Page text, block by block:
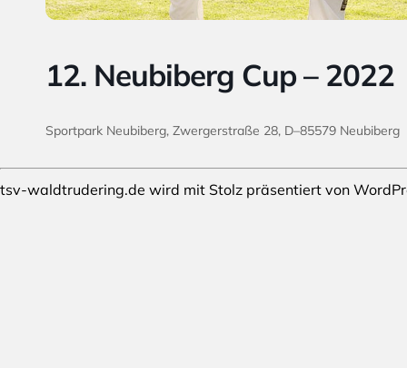
12. Neubiberg Cup – 2022
Sportpark Neubiberg, Zwergerstraße 28, D–85579 Neubiberg
tsv-waldtrudering.de wird mit Stolz präsentiert von